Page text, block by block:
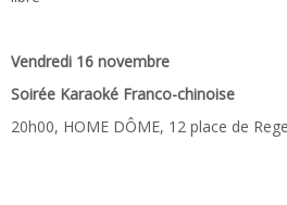
Vendredi 16 novembre
Soirée Karaoké Franco-chinoise
20h00, HOME DÔME, 12 place de